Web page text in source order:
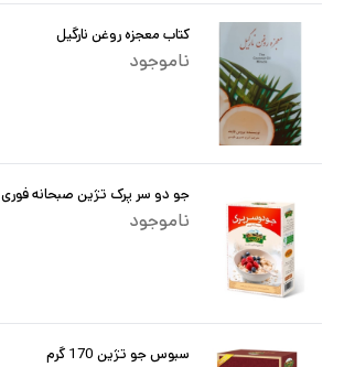
کتاب معجزه روغن نارگیل
ناموجود
جو دو سر پرک تژین صبحانه فوری 170 گرم
ناموجود
سبوس جو تژین 170 گرم